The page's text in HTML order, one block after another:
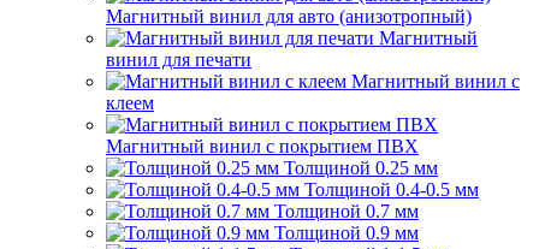
Магнитный винил для авто (анизотропный)
Магнитный
винил для печати
Магнитный винил с
клеем
Магнитный винил с покрытием ПВХ
Толщиной 0.25 мм
Толщиной 0.4-0.5 мм
Толщиной 0.7 мм
Толщиной 0.9 мм